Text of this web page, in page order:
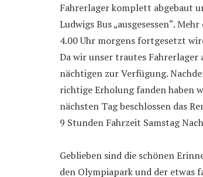
Fahrerlager komplett abgebaut
Ludwigs Bus „ausgesessen“.
4.00 Uhr morgens fortgesetzt
Da wir unser trautes
nächtigen zur Verfügung.
richtige Erholung fanden haben
nächsten Tag beschlossen das
9 Stunden Fahrzeit Samstag
Geblieben sind die schönen
den Olympiapark und der etwas